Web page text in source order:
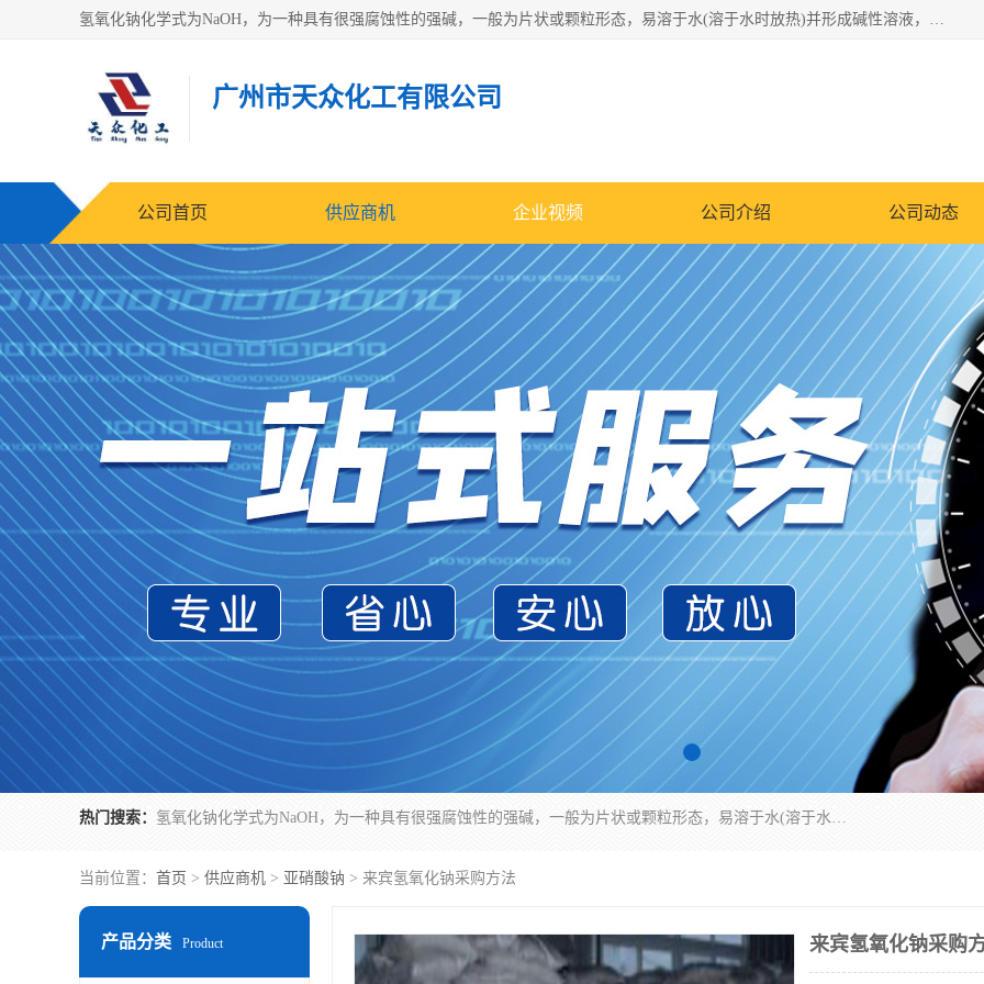
氢氧化钠化学式为NaOH，为一种具有很强腐蚀性的强碱，一般为片状或颗粒形态，易溶于水(溶于水时放热)并形成碱性溶液，另有潮解性，易吸取空气中的水蒸气(潮解)和(变质)。NaOH是化学实验室其中一种必备的化学品，亦为常见的化工品之一。纯品是无色透明的晶体。密度2.130g/cm3。熔点318.4℃。沸点1390℃。工业品含有少量的氯化和碳酸，是白色不透明的晶体。
广州市天众化工有限公司
公司首页 供应商机 企业视频 公司介绍 公司动态
热门搜索： 氢氧化钠化学式为NaOH，为一种具有很强腐蚀性的强碱，一般为片状或颗粒形态，易溶于水(溶于水时放热)并形成碱性溶液，另有潮解性，易吸取空气中的水蒸气(潮解)和(变质)。NaOH是化学实验室其中一种必备的化学品，亦为常见的化工品之一。纯品是无色透明的晶体。密度2.130g/cm3。熔点318.4℃。沸点1390℃。工业品含有少量的氯化和碳酸，是白色不透明的晶体。
当前位置： 首页 > 供应商机 > 亚硝酸钠 > 来宾氢氧化钠采购方法
产品分类 Product 来宾氢氧化钠采购